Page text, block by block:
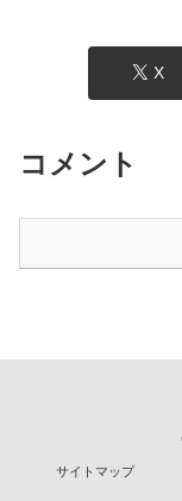
X
コメント
サイトマップ